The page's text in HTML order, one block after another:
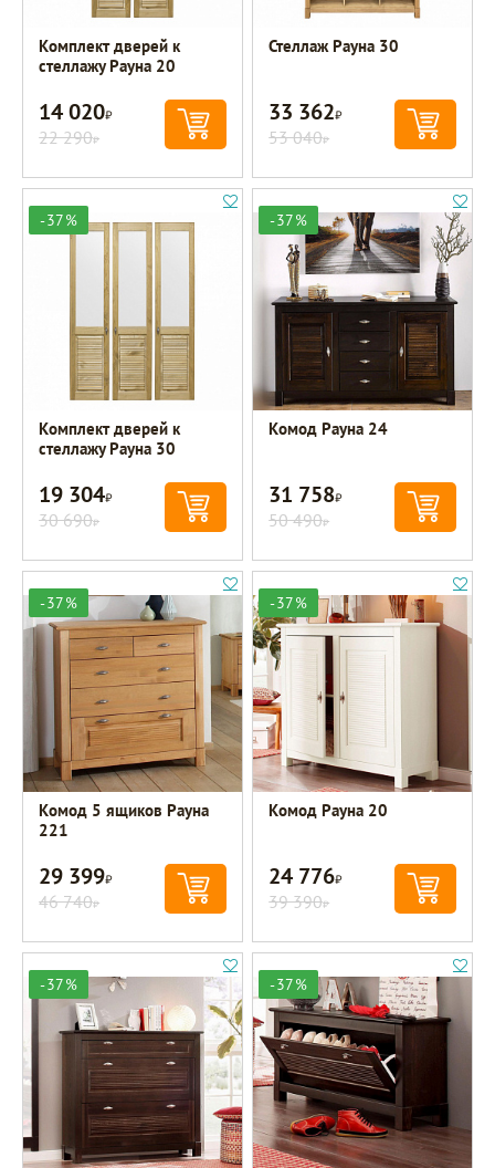
Комплект дверей к
стеллажу Рауна 20
14 020Р
22 290Р
Стеллаж Рауна 30
33 362Р
53 040Р
-37%
Комплект дверей к
стеллажу Рауна 30
19 304Р
30 690Р
-37%
Комод Рауна 24
31 758Р
50 490Р
-37%
Комод 5 ящиков Рауна
221
29 399Р
46 740Р
-37%
Комод Рауна 20
24 776Р
39 390Р
-37% -37%